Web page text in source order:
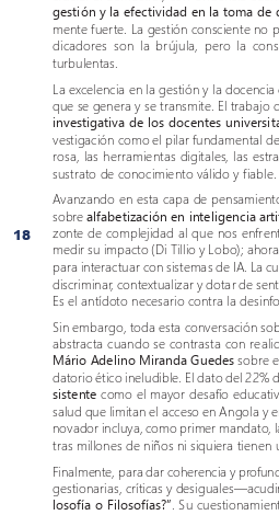
18
gestión y la efectividad en la toma de
mente fuerte. La gestión consciente no
dicadores son la brújula, pero la
turbulentas.
La excelencia en la gestión y la
que se genera y se transmite. El trabajo
investigativa de los docentes
vestigación como el pilar fundamental
rosa, las herramientas digitales, las
sustrato de conocimiento válido y fiable.
Avanzando en esta capa de
sobre alfabetización en inteligencia
zonte de complejidad al que nos
medir su impacto (Di Tillio y Lobo);
para interactuar con sistemas de IA. La
discriminar, contextualizar y dotar de
Es el antídoto necesario contra la
Sin embargo, toda esta conversación
abstracta cuando se contrasta con
Mário Adelino Miranda Guedes sobre
datorio ético ineludible. El dato del 22%
sistente como el mayor desafío
salud que limitan el acceso en Angola y
novador incluya, como primer mandato,
tras millones de niños ni siquiera tienen
Finalmente, para dar coherencia y pro
gestionarias, críticas y
losofía o Filosofías?”. Su